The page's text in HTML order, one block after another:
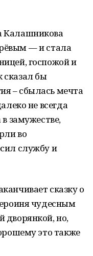
Калашникова
–– и стала
госпожой и
сказал бы
– сбылась мечта
не всегда
замужестве,
во
службу и
сказку о
чудесным
дворянкой, но,
это также